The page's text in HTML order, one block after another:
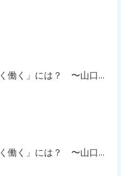
AI時代に「人間らしく働く」には？ 〜山口周さんの対談動画・文字起こし（その１）〜
AI時代に「人間らしく働く」には？ 〜山口周さんのインタビュー記事、動画より〜